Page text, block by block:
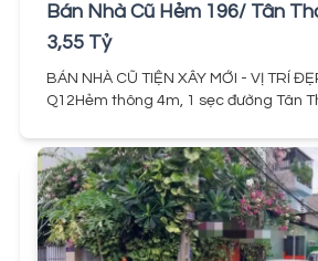
Bán Nhà Cũ Hẻm 196/ Tân
3,55 Tỷ
BÁN NHÀ CŨ TIỆN XÂY MỚI - VỊ TRÍ
Q12Hẻm thông 4m, 1 sẹc đường Tân
3,5m x 12m (hơn 40m², xây dựng
2025, rõ ràng minh bạch- Khu dân cư
xây mới, an cư lâu dài hoặc đầu tư.Giá
(thương lượng cho khách thiện chí)Hỗ
80%